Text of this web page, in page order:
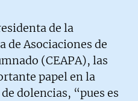
de la
de Asociaciones de
(CEAPA), las
papel en la
dolencias, “pues es